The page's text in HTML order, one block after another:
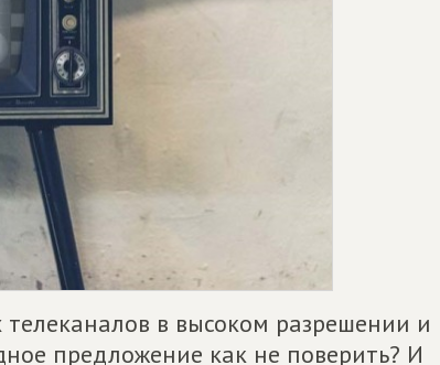
в высоком разрешении и
предложение как не поверить? И